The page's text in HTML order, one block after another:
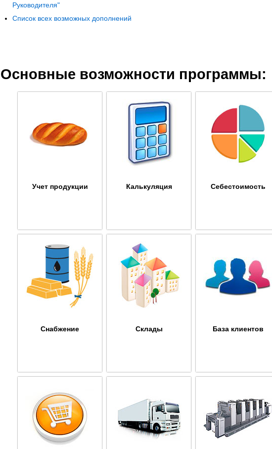
Руководителя"
Список всех возможных дополнений
Основные возможности программы:
Учет продукции Калькуляция Себестоимость
Снабжение Склады База клиентов